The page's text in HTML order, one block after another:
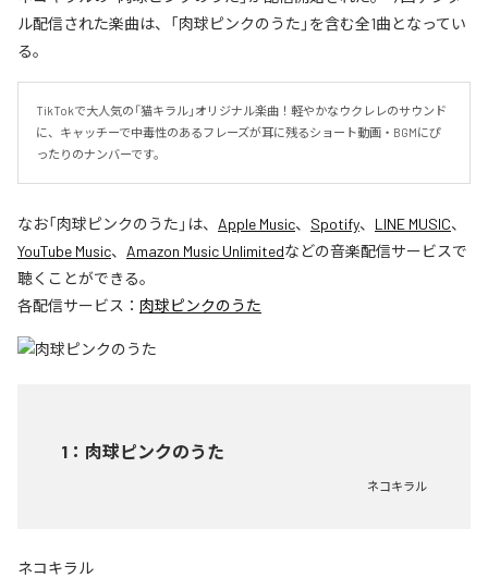
ル配信された楽曲は、「肉球ピンクのうた」を含む全1曲となってい
る。
TikTokで大人気の「猫キラル」オリジナル楽曲！軽やかなウクレレのサウンド
に、キャッチーで中毒性のあるフレーズが耳に残るショート動画・BGMにぴ
ったりのナンバーです。
なお「肉球ピンクのうた 」は、 Apple Music、 Spotify、 LINE MUSIC、
YouTube Music、 Amazon Music Unlimitedなどの音楽配信サービスで
聴くことができる。
各配信サービス： 肉球ピンクのうた
1 ： 肉球ピンクのうた
ネコキラル
ネコキラル